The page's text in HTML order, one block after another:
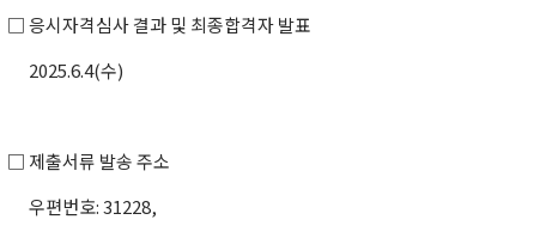
□ 응시자격심사 결과 및 최종합격자 발표
2025.6.4(수)
□ 제출서류 발송 주소
우편번호: 31228,